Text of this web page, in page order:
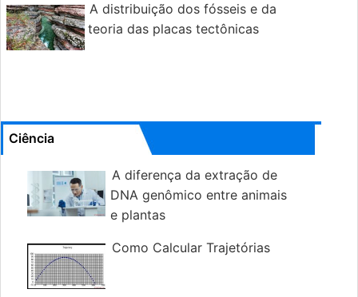
descobertos nos Estados Unidos do que em
qualquer outro país do mundo. A partir de
A distribuição dos fósseis e da
teoria das placas tectônicas
Ciência
A diferença da extração de
DNA genômico entre animais
e plantas
Como Calcular Trajetórias